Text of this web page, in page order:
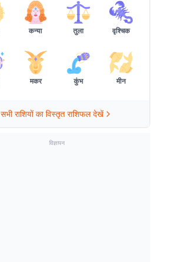
कन्या तुला वृश्चिक
मकर कुंभ मीन
सभी राशियों का विस्तृत राशिफल देखें
विज्ञापन